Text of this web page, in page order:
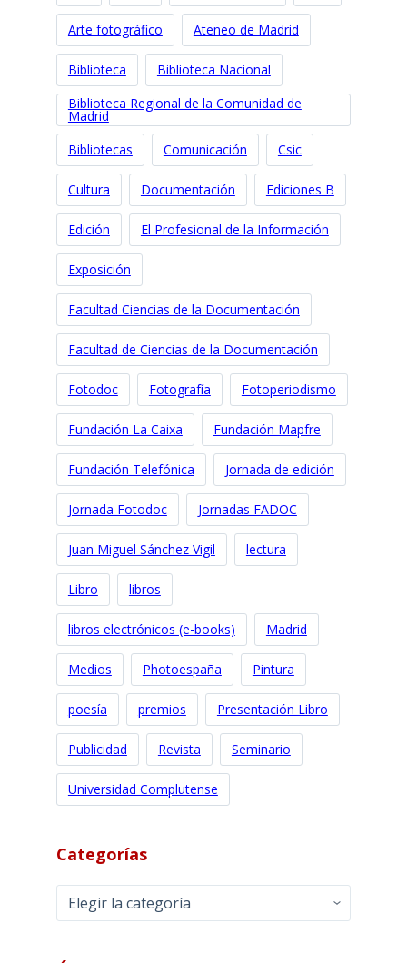
Arte fotográfico Ateneo de Madrid
Biblioteca
Biblioteca Nacional
Biblioteca Regional de la Comunidad de
Madrid
Bibliotecas
Comunicación Csic
Cultura Documentación Ediciones B
Edición El Profesional de la Información
Exposición
Facultad Ciencias de la Documentación
Facultad de Ciencias de la Documentación
Fotodoc Fotografía Fotoperiodismo
Fundación La Caixa Fundación Mapfre
Fundación Telefónica Jornada de edición
Jornada Fotodoc Jornadas FADOC
Juan Miguel Sánchez Vigil lectura
Libro libros
libros electrónicos (e-books) Madrid
Medios Photoespaña Pintura
poesía premios Presentación Libro
Publicidad Revista Seminario
Universidad Complutense
Categorías
Categorías